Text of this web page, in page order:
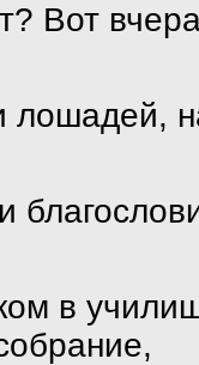
Вот
лошадей,
в